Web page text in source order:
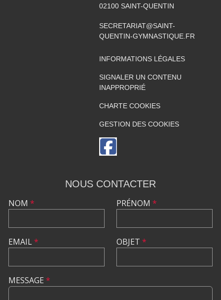
02100 SAINT-QUENTIN
SECRETARIAT@SAINT-
QUENTIN-GYMNASTIQUE.FR
INFORMATIONS LÉGALES
SIGNALER UN CONTENU
INAPPROPRIÉ
CHARTE COOKIES
GESTION DES COOKIES
NOUS CONTACTER
NOM *
EMAIL*
PRÉNOM *
OBJET *
MESSAGE *